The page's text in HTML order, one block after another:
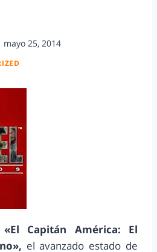
mayo 25, 2014
«El Capitán América: El
el avanzado estado de